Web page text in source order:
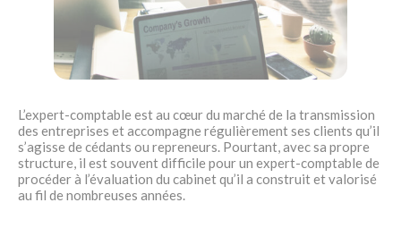
L’expert-comptable est au cœur du marché de la transmission
des entreprises et accompagne régulièrement ses clients qu’il
s’agisse de cédants ou repreneurs. Pourtant, avec sa propre
structure, il est souvent difficile pour un expert-comptable de
procéder à l’évaluation du cabinet qu’il a construit et valorisé
au fil de nombreuses années.